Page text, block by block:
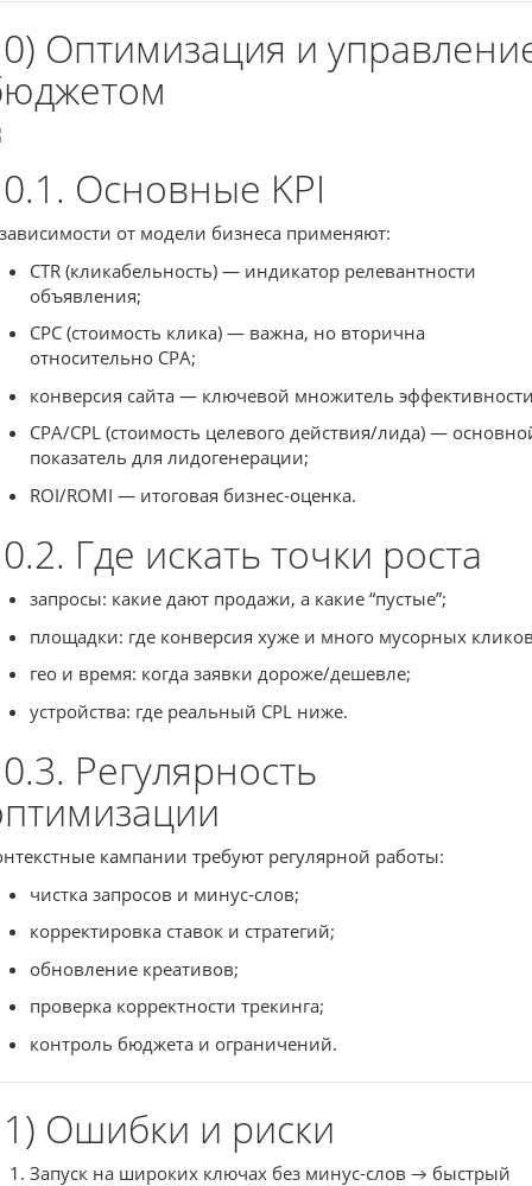
Оптимизация и
Основные KPI
от модели бизнеса применяют:
CTR (кликабельность) — индикатор релевантности
объявления;
CPC (стоимость клика) — важна, но вторична
относительно CPA;
конверсия сайта — ключевой множитель
CPA/CPL (стоимость целевого действия/лида) —
показатель для лидогенерации;
ROI/ROMI — итоговая бизнес-оценка.
Где искать точки роста
запросы: какие дают продажи, а какие “пустые”;
площадки: где конверсия хуже и много мусорных
гео и время: когда заявки дороже/дешевле;
устройства: где реальный CPL ниже.
Регулярность
кампании требуют регулярной работы:
чистка запросов и минус-слов;
корректировка ставок и стратегий;
обновление креативов;
проверка корректности трекинга;
контроль бюджета и ограничений.
Ошибки и риски
Запуск на широких ключах без минус-слов → быстрый